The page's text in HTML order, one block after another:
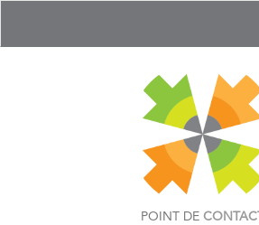
POINT DE CONTACT